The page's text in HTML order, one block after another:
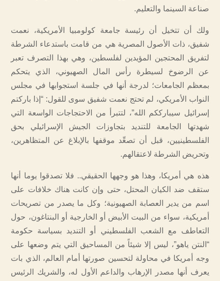
صناعة السينما والتعليم.
ولك أن تتخيل أن رئيسة جامعة كولومبيا الأمريكية، نعمت
شفيق، ذات الأصول المصرية هي من قامت باستدعاء الشرطة
لتفريق المحتجين المؤيدين لفلسطين، وهي بهذا التصرف تعبر
عن الرضوخ لسيطرة رأس المال الصهيوني، الذي يتحكم
بمعظم الجامعات؛ لدرجة أنها في جلسة استجوابها في مجلس
النواب الأمريكي، لم تحتج نعمت شفيق سوى للقول: “إذا باركتم
إسرائيل سيبارككم الله”، لتتبرأ من الاحتجاجات الواسعة التي
شهدتها الجامعة للتنديد بتجاوزات الجيش الإسرائيلي بحق
الفلسطينيين، قبل أن تصعِّد موقفها بالإبلاغ عن المتظاهرين،
وتحريض الشرطة لاعتقالهم.
هذه هي أمريكا، وهذا هو وجهها الحقيقي.. فلا تصدقوا يوما أنها
ستقف ضد الكيان المحتل، حتى وإن كانت هناك خلافات على
اسم من يدير العصابة الصهيونية؛ وكل ما يصدر من تصريحات
أمريكية، سواء من البيت الأبيض أو الخارجية أو البنتاغون، حول
التعاطف مع الشعب الفلسطيني أو التنديد بسياسة حكومة
“النتن ياهو”، ليس إلا شيئاً من المساحيق التي يتم وضعها على
وجه أمريكا في محاولة لتحسين صورتها أمام العالم، الذي بات
يعرف أنها مصدر الإرهاب والداعم الأول له، والشريك الرئيس